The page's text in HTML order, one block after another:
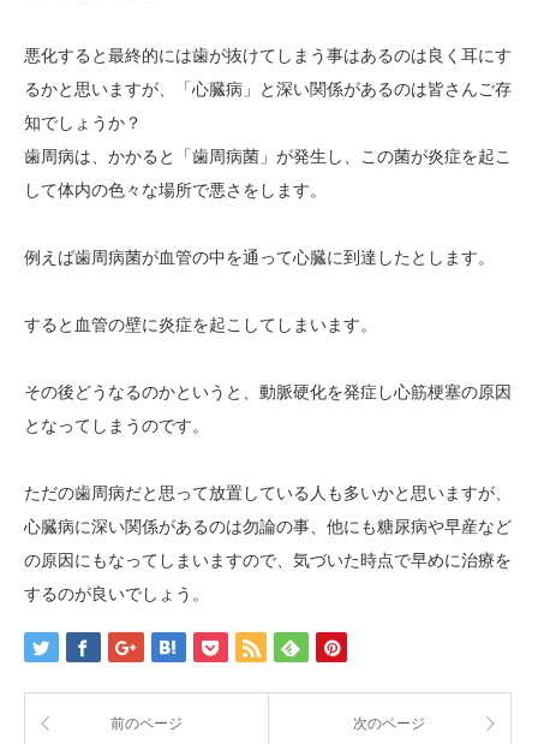
悪化すると最終的には歯が抜けてしまう事はあるのは良く耳にす
るかと思いますが、「心臓病」と深い関係があるのは皆さんご存
知でしょうか？
歯周病は、かかると「歯周病菌」が発生し、この菌が炎症を起こ
して体内の色々な場所で悪さをします。
例えば歯周病菌が血管の中を通って心臓に到達したとします。
すると血管の壁に炎症を起こしてしまいます。
その後どうなるのかというと、動脈硬化を発症し心筋梗塞の原因
となってしまうのです。
ただの歯周病だと思って放置している人も多いかと思いますが、
心臓病に深い関係があるのは勿論の事、他にも糖尿病や早産など
の原因にもなってしまいますので、気づいた時点で早めに治療を
するのが良いでしょう。
前のページ 次のページ